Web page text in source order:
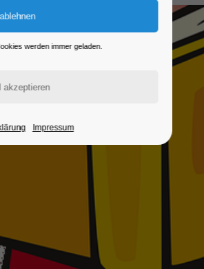
werden immer geladen.
Impressum